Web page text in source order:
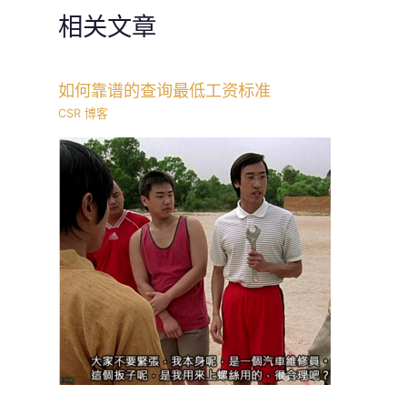
相关文章
如何靠谱的查询最低工资标准
CSR 博客